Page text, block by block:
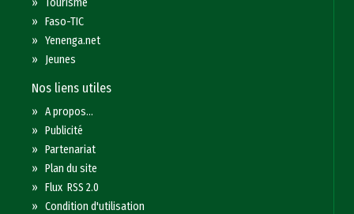
»Tourisme
»Faso-TIC
»Yenenga.net
» Jeunes
Nos liens utiles
»A propos...
»Publicité
»Partenariat
»Plan du site
»Flux RSS 2.0
»Condition d'utilisation